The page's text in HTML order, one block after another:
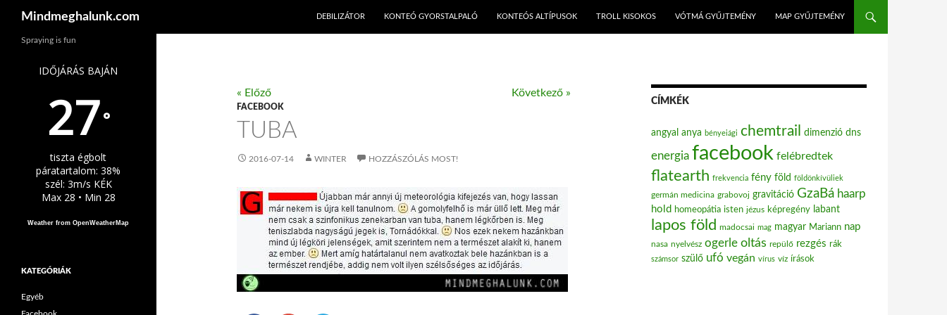
Mindmeghalunk.com
DEBILIZÁTOR
KONTEÓ GYORSTALPALÓ KONTEÓS ALTÍPUSOK TROLL KISOKOS VÓTMÁ GYŰJTEMÉNY MAP GYŰJTEMÉNY
« Előző Következő »
FACEBOOK
TUBA
2016-07-14 WINTER HOZZÁSZÓLÁS MOST!
CÍMKÉK
angyal anya bényeiági chemtrail dimenzió dns
energia facebook felébredtek
flatearth frekvencia fény föld földönkívüliek
germán medicina grabovoj gravitáció GzaBá haarp
hold homeopátia isten jézus képregény labant
lapos föld madocsai mag magyar Mariann nap
nasa nyelvész ogerle oltás repülő rezgés rák
számsor szülő ufó vegán vírus víz írások
Spraying is fun
IDŐJÁRÁS BAJÁN
27°
tiszta égbolt
páratartalom: 38%
szél: 3m/s KÉK
Max 28 • Min 28
Weather from OpenWeatherMap
KATEGÓRIÁK
Egyéb